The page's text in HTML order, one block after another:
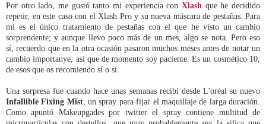
Por otro lado, me gustó tanto mi experiencia con Xlash que he decidido
repetir, en este caso con el Xlash Pro y su nueva máscara de pestañas. Para
mí es el único tratamiento de pestañas con el que he visto un cambio
sorprendente; y aunque llevo poco más de un mes, algo se nota. Pero eso
sí, recuerdo que en la otra ocasión pasaron muchos meses antes de notar un
cambio importanye, así que de momento soy paciente. Es un cosmético 10,
de esos que os recomiendo sí o sí.
Una sorpresa fue cuando hace unas semanas recibí desde L'oréal su nuevo
Infallible Fixing Mist, un spray para fijar el maquillaje de larga duración.
Como apuntó Makeupgades por twitter el spray contiene multitud de